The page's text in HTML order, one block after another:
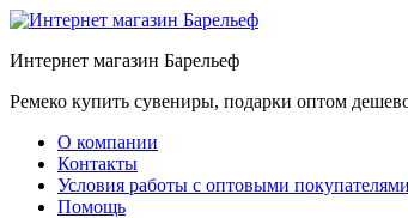
Интернет магазин Барельеф
Ремеко купить сувениры, подарки оптом
О компании
Контакты
Условия работы с оптовыми покупателями
Помощь